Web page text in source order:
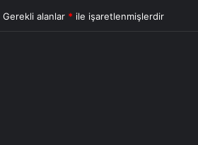
Gerekli alanlar * ile işaretlenmişlerdir